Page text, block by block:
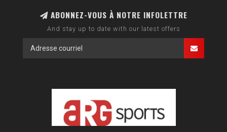
ABONNEZ-VOUS À NOTRE INFOLETTRE
And stay up to date with our latest offers